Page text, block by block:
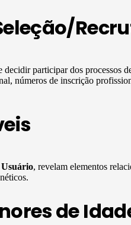
decidir participar dos processos
números de inscrição
Usuário, revelam elementos
de